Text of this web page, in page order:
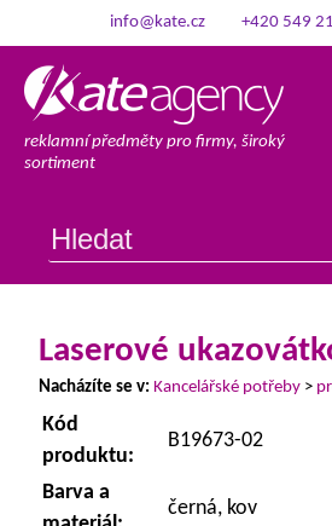
info@kate.cz +420 549
reklamní předměty pro firmy, široký
sortiment
Laserové
Nacházíte se v: Kancelářské potřeby >
Kód
produktu:
B19673-02
Barva a
černá, kov